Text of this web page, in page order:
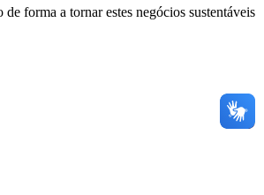
forma a tornar estes negócios sustentáveis